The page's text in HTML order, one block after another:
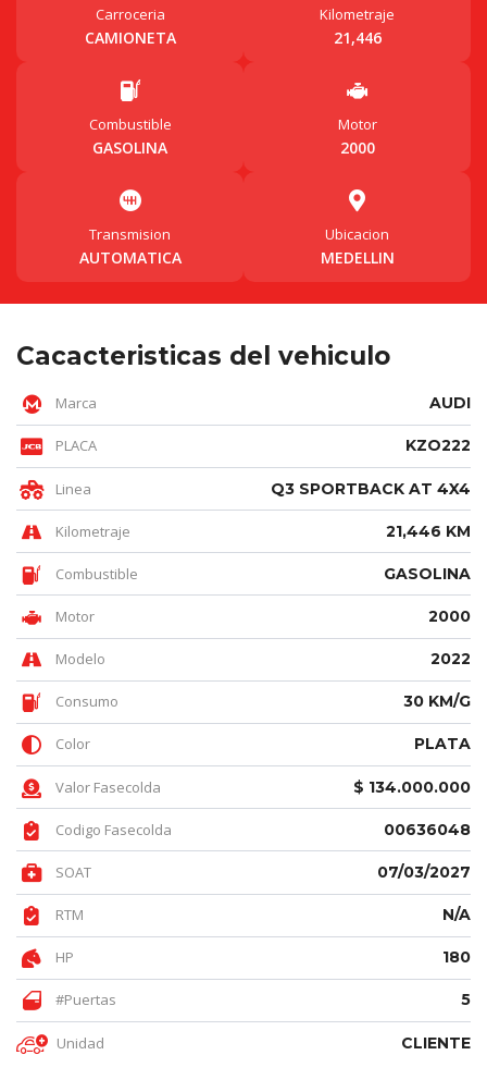
Carroceria
CAMIONETA
Kilometraje
21,446
Combustible
GASOLINA
Motor
2000
Transmision
AUTOMATICA
Ubicacion
MEDELLIN
Cacacteristicas del vehiculo
Marca AUDI
PLACA KZO222
Linea Q3 SPORTBACK AT 4X4
Kilometraje 21,446 KM
Combustible GASOLINA
Motor 2000
Modelo 2022
Consumo 30 KM/G
Color PLATA
Valor Fasecolda $ 134.000.000
Codigo Fasecolda 00636048
SOAT 07/03/2027
RTM N/A
HP 180
#Puertas 5
Unidad CLIENTE